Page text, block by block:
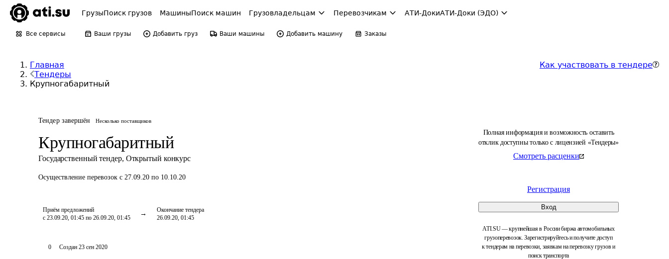
ГрузыПоиск грузов МашиныПоиск машин Грузовладельцам Перевозчикам АТИ-ДокиАТИ-Доки (ЭДО)
Все сервисы Ваши грузы Добавить груз Ваши машины Добавить машину Заказы
Главная
Тендеры
Крупногабаритный
Как участвовать в тендере
Тендер завершён Несколько поставщиков
Крупногабаритный
Государственный тендер, Открытый конкурс
Осуществление перевозок с 27.09.20 по 10.10.20
Приём предложений
с 23.09.20, 01:45 по 26.09.20, 01:45
Окончание тендера
26.09.20, 01:45
Полная информация и возможность оставить
отклик доступны только с лицензией «Тендеры»
Смотреть расценки
Регистрация
Вход
ATI.SU — крупнейшая в России биржа автомобильных
грузоперевозок. Зарегистрируйтесь и получите доступ
к тендерам на перевозки, заявкам на перевозку грузов и
поиск транспорта
0 Создан 23 сен 2020